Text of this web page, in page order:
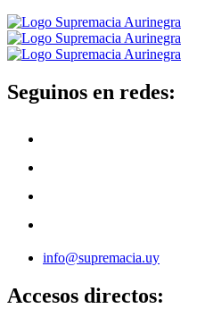
Seguinos en redes:
info@supremacia.uy
Accesos directos: